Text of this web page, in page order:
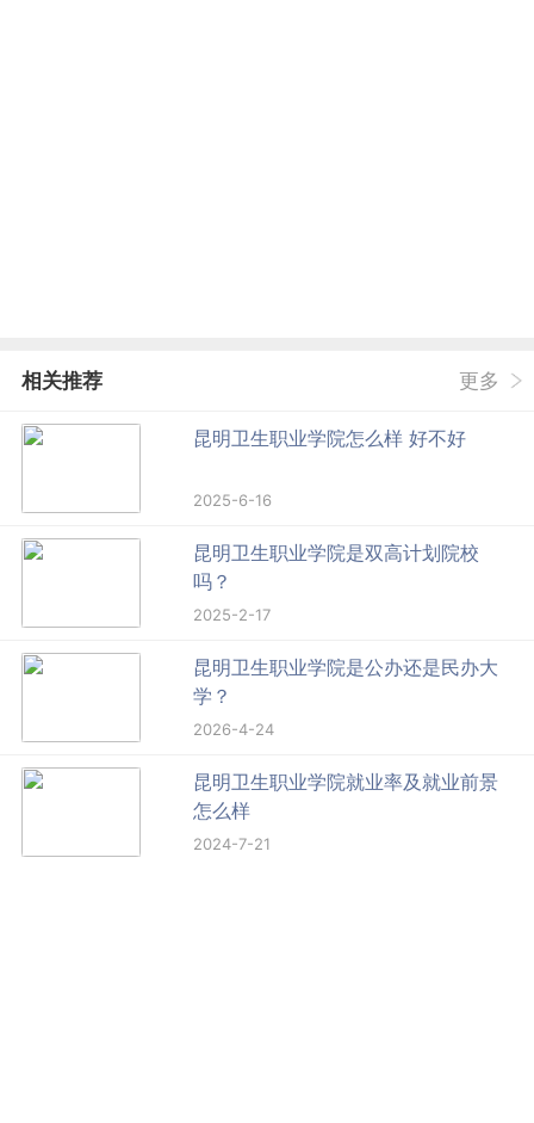
相关推荐 更多
昆明卫生职业学院怎么样 好不好
2025-6-16
昆明卫生职业学院是双高计划院校
吗？
2025-2-17
昆明卫生职业学院是公办还是民办大
学？
2026-4-24
昆明卫生职业学院就业率及就业前景
怎么样
2024-7-21